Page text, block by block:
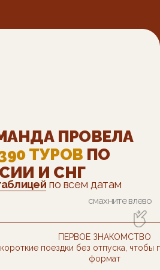
ПЕРВОЕ ЗНАКОМСТВО
короткие поездки без отпуска, чтобы
формат